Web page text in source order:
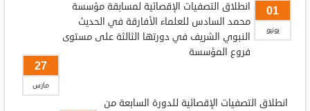
01
يونيو
انطلاق التصفيات الإقصائية لمسابقة مؤسسة
محمد السادس للعلماء الأفارقة في الحديث
النبوي الشريف في دورتها الثالثة على مستوى
فروع المؤسسة
27
مارس
انطلاق التصفيات الإقصائية للدورة السابعة من